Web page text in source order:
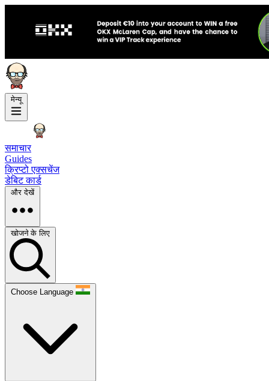
मेन्यू
समाचार
Guides
क्रिप्टो एक्सचेंज
डेबिट कार्ड
और देखें
खोजने के लिए
Choose Language